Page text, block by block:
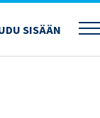
SISÄÄN
PART I: